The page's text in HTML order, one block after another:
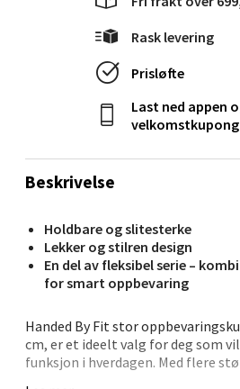
Beskrivelse
Holdbare og slitesterke
Lekker og stilren design
En del av fleksibel serie –
for smart oppbevaring
Handed By Fit stor
cm, er et ideelt valg for deg som
funksjon i hverdagen. Med flere
Rask levering
Prisløfte
Last ned appen
velkomstkupong
Narvik - Thon
Bolagsgata 1, 8514 Narvik
0 i butikk
Bergen - Oasen
Åpent i dag 10-21
0 i butikk